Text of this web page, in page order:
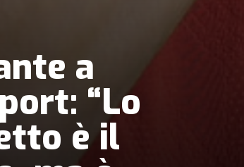
a
“Lo
è il